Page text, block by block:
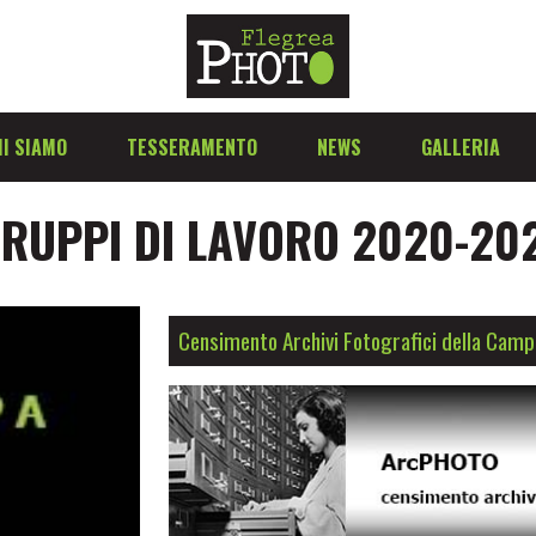
SIAMO TESSERAMENTO NEWS GALLERIA
DI LAVORO 2020-
Censimento Archivi Fotografici della